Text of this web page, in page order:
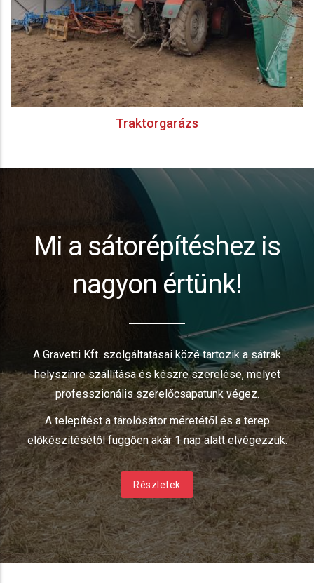
Traktorgarázs
Mi a sátorépítéshez is
nagyon értünk!
A Gravetti Kft. szolgáltatásai közé tartozik a sátrak
helyszínre szállítása és készre szerelése, melyet
professzionális szerelőcsapatunk végez.
A telepítést a tárolósátor méretétől és a terep
előkészítésétől függően akár 1 nap alatt elvégezzük.
Részletek